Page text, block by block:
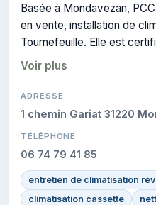
Basée à Mondavezan,
en vente, installation de
Tournefeuille. Elle est
conformité sur les
Voir plus
ADRESSE
1 chemin Gariat 31220
TÉLÉPHONE
06 74 79 41 85
entretien de climatisation
climatisation cassette